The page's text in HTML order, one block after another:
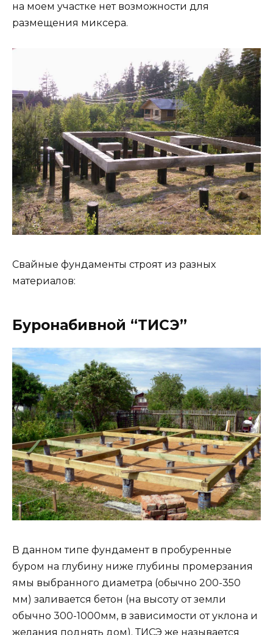
на моем участке нет возможности для
размещения миксера.
Свайные фундаменты строят из разных
материалов:
Буронабивной “ТИСЭ”
В данном типе фундамент в пробуренные
буром на глубину ниже глубины промерзания
ямы выбранного диаметра (обычно 200-350
мм) заливается бетон (на высоту от земли
обычно 300-1000мм, в зависимости от уклона и
желания поднять дом). ТИСЭ же называется